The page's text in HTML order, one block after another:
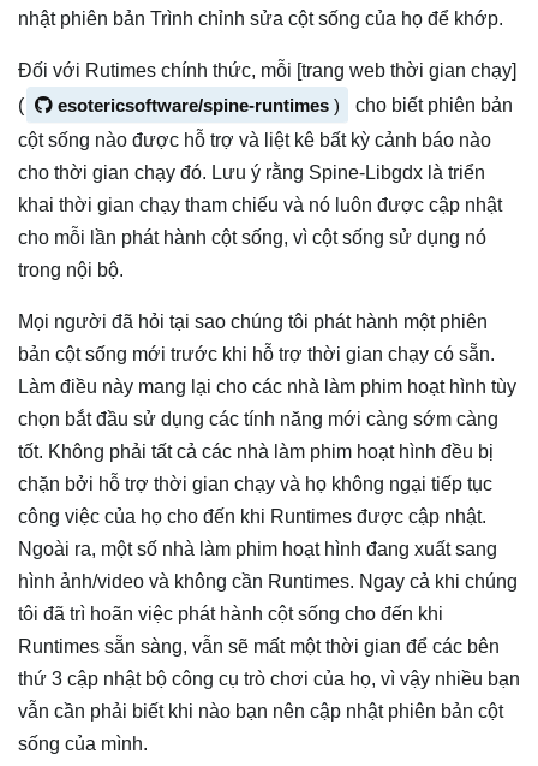
nhật phiên bản Trình chỉnh sửa cột sống của họ để khớp.
Đối với Rutimes chính thức, mỗi [trang web thời gian chạy]
(
esotericsoftware/spine-runtimes )
cho biết phiên bản
cột sống nào được hỗ trợ và liệt kê bất kỳ cảnh báo nào
cho thời gian chạy đó. Lưu ý rằng Spine-Libgdx là triển
khai thời gian chạy tham chiếu và nó luôn được cập nhật
cho mỗi lần phát hành cột sống, vì cột sống sử dụng nó
trong nội bộ.
Mọi người đã hỏi tại sao chúng tôi phát hành một phiên
bản cột sống mới trước khi hỗ trợ thời gian chạy có sẵn.
Làm điều này mang lại cho các nhà làm phim hoạt hình tùy
chọn bắt đầu sử dụng các tính năng mới càng sớm càng
tốt. Không phải tất cả các nhà làm phim hoạt hình đều bị
chặn bởi hỗ trợ thời gian chạy và họ không ngại tiếp tục
công việc của họ cho đến khi Runtimes được cập nhật.
Ngoài ra, một số nhà làm phim hoạt hình đang xuất sang
hình ảnh/video và không cần Runtimes. Ngay cả khi chúng
tôi đã trì hoãn việc phát hành cột sống cho đến khi
Runtimes sẵn sàng, vẫn sẽ mất một thời gian để các bên
thứ 3 cập nhật bộ công cụ trò chơi của họ, vì vậy nhiều bạn
vẫn cần phải biết khi nào bạn nên cập nhật phiên bản cột
sống của mình.